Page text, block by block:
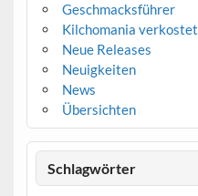
Geschmacksführer
Kilchomania verkostet
Neue Releases
Neuigkeiten
News
Übersichten
Schlagwörter